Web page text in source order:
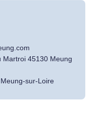
Martroi 45130 Meung
sur-Loire